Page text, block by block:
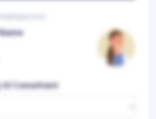
til Consultant